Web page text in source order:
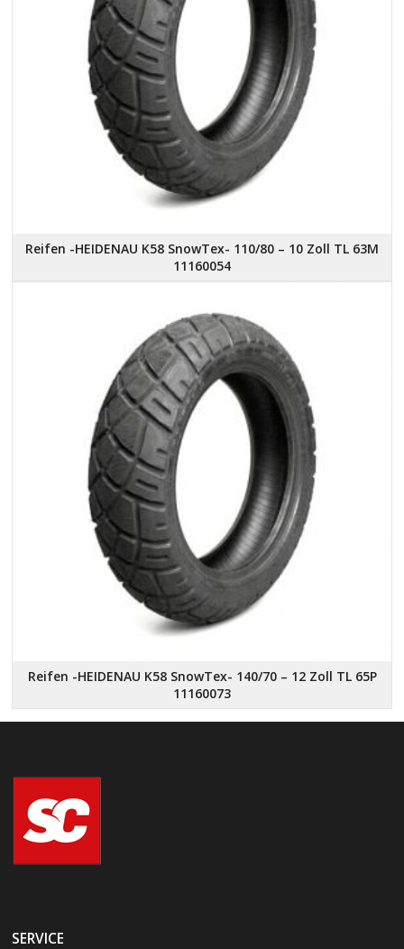
Reifen -HEIDENAU K58 SnowTex- 110/80 – 10 Zoll TL 63M
11160054
Reifen -HEIDENAU K58 SnowTex- 140/70 – 12 Zoll TL 65P
11160073
SERVICE